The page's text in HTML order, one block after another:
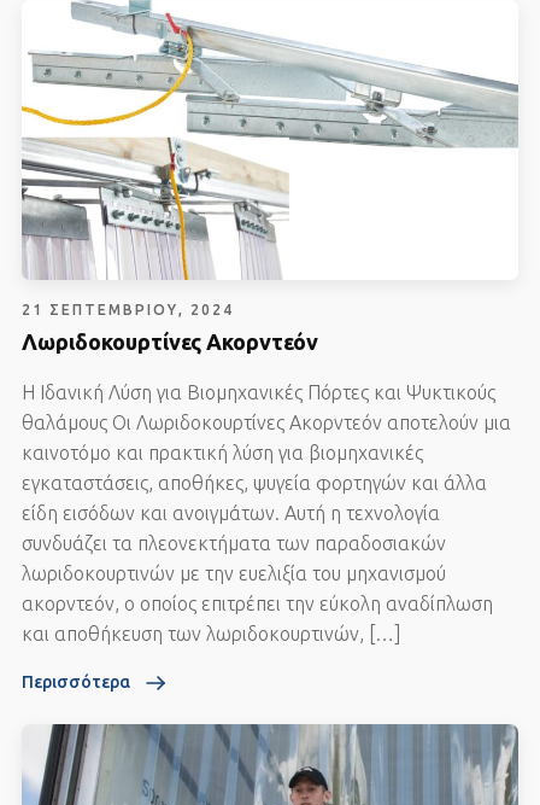
21 ΣΕΠΤΕΜΒΡΊΟΥ, 2024
Λωριδοκουρτίνες Ακορντεόν
Η Ιδανική Λύση για Βιομηχανικές Πόρτες και Ψυκτικούς
θαλάμους Οι Λωριδοκουρτίνες Ακορντεόν αποτελούν μια
καινοτόμο και πρακτική λύση για βιομηχανικές
εγκαταστάσεις, αποθήκες, ψυγεία φορτηγών και άλλα
είδη εισόδων και ανοιγμάτων. Αυτή η τεχνολογία
συνδυάζει τα πλεονεκτήματα των παραδοσιακών
λωριδοκουρτινών με την ευελιξία του μηχανισμού
ακορντεόν, ο οποίος επιτρέπει την εύκολη αναδίπλωση
και αποθήκευση των λωριδοκουρτινών, […]
Περισσότερα